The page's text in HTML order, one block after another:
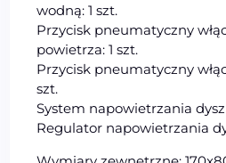
wodną: 1 szt.
Przycisk pneumatyczny
powietrza: 1 szt.
Przycisk pneumatyczny
szt.
System napowietrzania
Regulator napowietrzania